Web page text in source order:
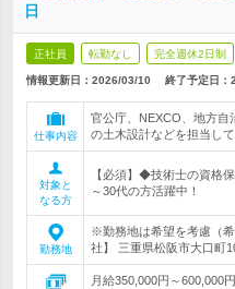
日
正社員 転勤なし 完全週休2日制
情報更新日：2026/03/10 終了予定日：
仕事内容
官公庁、NEXCO、地方自
の土木設計などを担当して
対象と
なる方
【必須】◆技術士の資格
～30代の方活躍中！
勤務地
※勤務地は希望を考慮（
社】 三重県松阪市大口町
月給350,000円～600,000